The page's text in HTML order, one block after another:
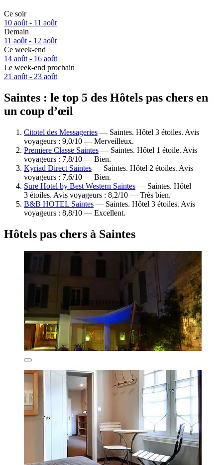
Ce soir
10 août - 11 août
Demain
11 août - 12 août
Ce week-end
14 août - 16 août
Le week-end prochain
21 août - 23 août
Saintes : le top 5 des Hôtels pas chers en
un coup d’œil
Citotel des Messageries — Saintes. Hôtel 3 étoiles. Avis
voyageurs : 9,0/10 — Merveilleux.
Premiere Classe Saintes — Saintes. Hôtel 1 étoile. Avis
voyageurs : 7,8/10 — Bien.
Kyriad Direct Saintes — Saintes. Hôtel 2 étoiles. Avis
voyageurs : 7,6/10 — Bien.
Sure Hotel by Best Western Saintes — Saintes. Hôtel
3 étoiles. Avis voyageurs : 8,2/10 — Très bien.
B&B HOTEL Saintes — Saintes. Hôtel 3 étoiles. Avis
voyageurs : 8,8/10 — Excellent.
Hôtels pas chers à Saintes